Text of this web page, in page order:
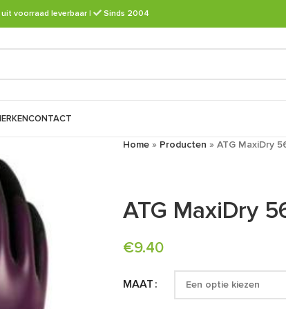
uit voorraad leverbaar | Sinds 2004
CONTACT
Home» Producten » ATG MaxiDry
ATG MaxiDry
€9.40
MAAT